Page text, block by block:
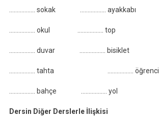
…………….. sokak …………….. ayakkabı
…………….. okul …………….. top
…………….. duvar …………….. bisiklet
…………….. tahta …………….. öğrenci
…………….. bahçe …………….. yol
Dersin Diğer Derslerle İlişkisi